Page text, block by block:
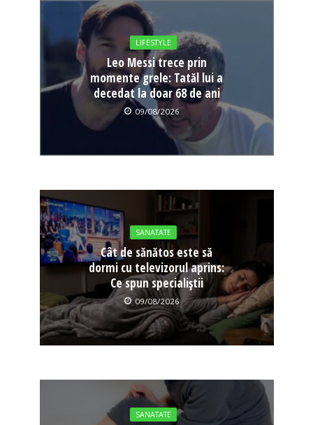
LIFESTYLE
Leo Messi trece prin
momente grele: Tatăl lui a
decedat la doar 68 de ani
09/08/2026
SANATATE
Cât de sănătos este să
dormi cu televizorul aprins:
Ce spun specialiștii
09/08/2026
SANATATE